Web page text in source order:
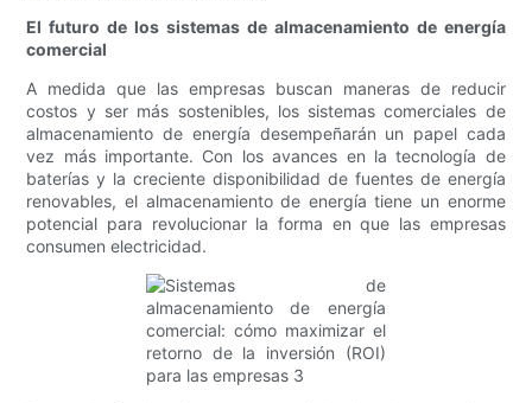
El futuro de los sistemas de almacenamiento de energía
comercial
A medida que las empresas buscan maneras de reducir
costos y ser más sostenibles, los sistemas comerciales de
almacenamiento de energía desempeñarán un papel cada
vez más importante. Con los avances en la tecnología de
baterías y la creciente disponibilidad de fuentes de energía
renovables, el almacenamiento de energía tiene un enorme
potencial para revolucionar la forma en que las empresas
consumen electricidad.